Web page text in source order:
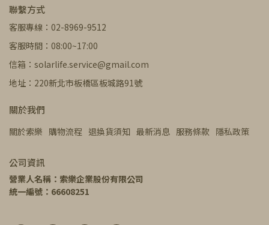
聯繫方式
客服專線：02-8969-9512
客服時間：08:00~17:00
信箱：solarlife.service@gmail.com
地址：220新北市板橋區板城路91號
關於我們
關於索樂 購物流程 退換貨須知 最新消息 服務條款 隱私政策
公司資訊
營業人名稱：索樂企業股份有限公司
統一編號：66608251